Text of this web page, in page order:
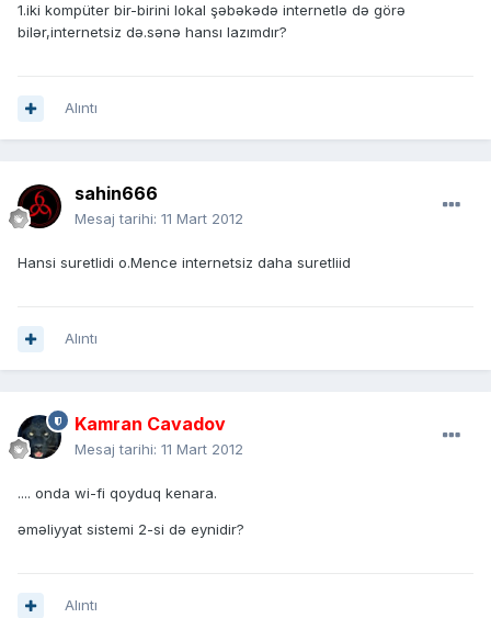
1.iki kompüter bir-birini lokal şəbəkədə internetlə də görə
bilər,internetsiz də.sənə hansı lazımdır?
Alıntı
sahin666
Mesaj tarihi: 11 Mart 2012
Hansi suretlidi o.Mence internetsiz daha suretliid
Alıntı
Kamran Cavadov
Mesaj tarihi: 11 Mart 2012
.... onda wi-fi qoyduq kenara.
əməliyyat sistemi 2-si də eynidir?
Alıntı